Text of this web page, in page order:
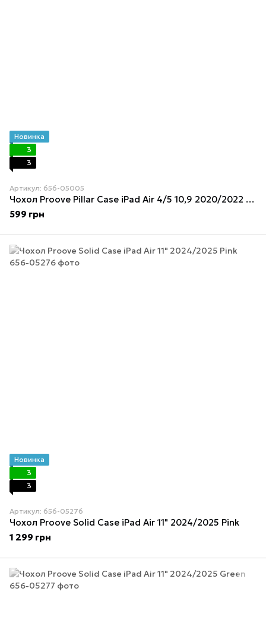
Новинка
3
3
Артикул: 656-05005
Чохол Proove Pillar Case iPad Air 4/5 10,9 2020/2022 Black
599 грн
Новинка
3
3
Артикул: 656-05276
Чохол Proove Solid Case iPad Air 11" 2024/2025 Pink
1 299 грн